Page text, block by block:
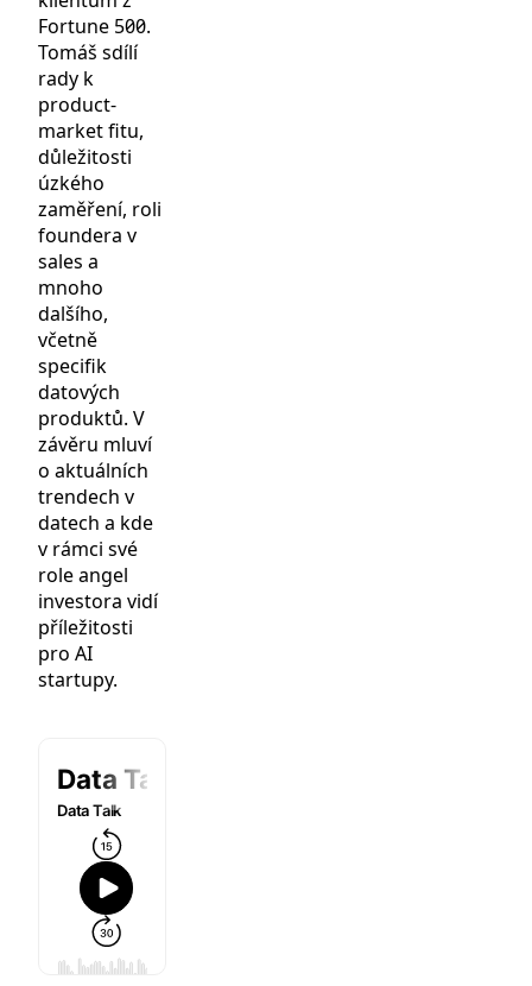
Fortune 500.
Tomáš sdílí
rady k
product-
market fitu,
důležitosti
úzkého
zaměření, roli
foundera v
sales a
mnoho
dalšího,
včetně
specifik
datových
produktů. V
závěru mluví
o aktuálních
trendech v
datech a kde
v rámci své
role angel
investora vidí
příležitosti
pro AI
startupy.